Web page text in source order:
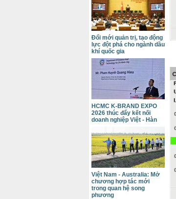
Đổi mới quản trị, tạo động
lực đột phá cho ngành dầu
khí quốc gia
HCMC K-BRAND EXPO
2026 thúc đẩy kết nối
doanh nghiệp Việt - Hàn
Việt Nam - Australia: Mở
chương hợp tác mới
trong quan hệ song
phương